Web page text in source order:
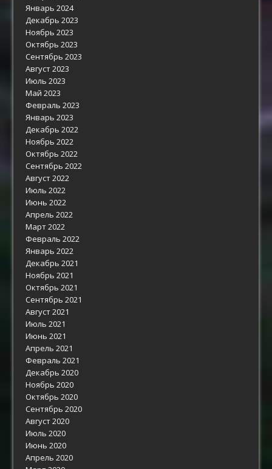
Январь 2024
Декабрь 2023
Ноябрь 2023
Октябрь 2023
Сентябрь 2023
Август 2023
Июль 2023
Май 2023
Февраль 2023
Январь 2023
Декабрь 2022
Ноябрь 2022
Октябрь 2022
Сентябрь 2022
Август 2022
Июль 2022
Июнь 2022
Апрель 2022
Март 2022
Февраль 2022
Январь 2022
Декабрь 2021
Ноябрь 2021
Октябрь 2021
Сентябрь 2021
Август 2021
Июль 2021
Июнь 2021
Апрель 2021
Февраль 2021
Декабрь 2020
Ноябрь 2020
Октябрь 2020
Сентябрь 2020
Август 2020
Июль 2020
Июнь 2020
Апрель 2020